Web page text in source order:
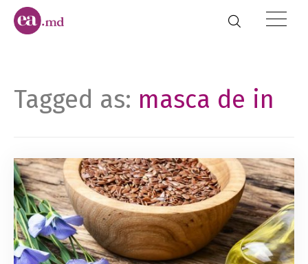
Tagged as: masca de in